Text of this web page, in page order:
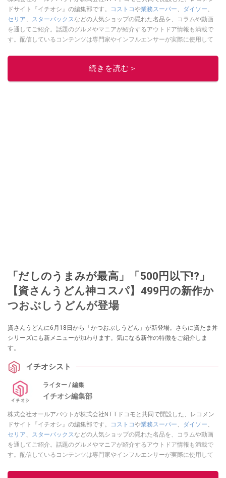
ドサイト『イチオシ』の編集部です。
コストコや業務スーパー、 ダイソー、
セリア、 スターバックスなどの人気ショップの隠れた名品を、コラムや動画
を通してご紹介。話題のグルメやマニアが紹介するアウトドア情報も満載で
す。配信しているコンテンツは専門家やインフルエンサーが実際に使用して
ニュースでフォロー
続きを読む＞
「だしのうまみが最高」「500円以下!?」
【資さんうどん神コスパ】499円の新作か
つおぶしうどんが登場
資さんうどんに6月18日から「かつおぶしうどん」が新登場。さらに資たま丼
シリーズにも新メニューが加わります。気になる新作の特徴をご紹介しま
す。
イチオシスト
ライター / 編集
イチオシ編集部
株式会社オールアバウトが株式会社NTTドコモと共同で開設した、レコメン
ドサイト『イチオシ』の編集部です。
コストコや業務スーパー、 ダイソー、
セリア、 スターバックスなどの人気ショップの隠れた名品を、コラムや動画
を通してご紹介。話題のグルメやマニアが紹介するアウトドア情報も満載で
す。配信しているコンテンツは専門家やインフルエンサーが実際に使用して
ニュースでフォロー